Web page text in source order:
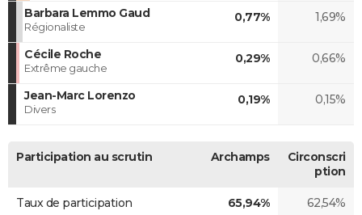
Barbara Lemmo Gaud
Régionaliste
0,77% 1,69%
Cécile Roche
Extrême gauche
0,29% 0,66%
Jean-Marc Lorenzo
Divers
0,19% 0,15%
Participation au scrutin Archamps
Circonscri
ption
Taux de participation 65,94% 62,54%